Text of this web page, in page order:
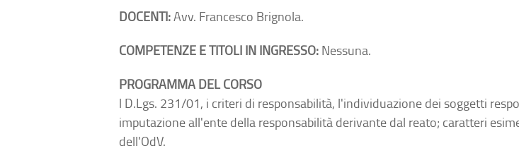
DOCENTI:Avv. Francesco Brignola.
COMPETENZE E TITOLI IN INGRESSO:Nessuna.
PROGRAMMA DEL CORSO
l D.Lgs. 231/01, i criteri di responsabilità, l'individuazione dei soggetti
imputazione all'ente della responsabilità derivante dal reato; caratteri
dell'OdV.